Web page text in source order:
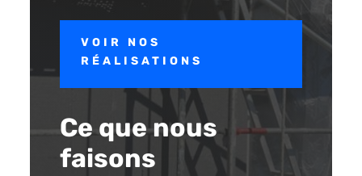
VOIR NOS
RÉALISATIONS
Ce que nous
faisons